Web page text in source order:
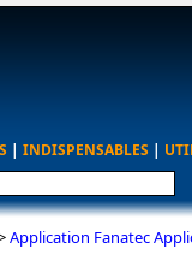
| INDISPENSABLES |
Application Fanatec